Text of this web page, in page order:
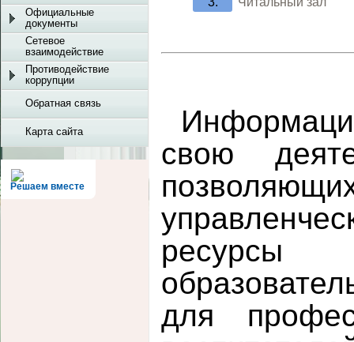
свою
ресурсы
для
Официальные
документы
Сетевое
взаимодействие
Противодействие
коррупции
Обратная связь
Карта сайта
Решаем вместе